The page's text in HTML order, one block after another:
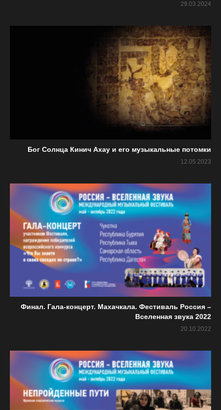
29.03.2024
Бог Солнца Кинич Ахау и его музыкальные потомки
12.05.2023
Финал. Гала-концерт. Махачкала. Фестиваль Россия –
Вселенная звука 2022
20.10.2022